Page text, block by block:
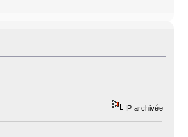
IP archivée